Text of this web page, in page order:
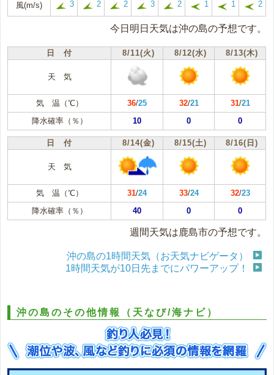
風(m/s) 3 2 2 3 2 1 1 2
今日明日天気は沖の島の予想です。
日 付 8/11(火) 8/12(水) 8/13(木)
天 気
気 温（℃） 36/25 32/21 31/21
降水確率（％）
10 0 0
日 付 8/14(金) 8/15(土) 8/16(日)
天 気
気 温（℃） 31/24 33/24 32/23
降水確率（％）
40 0 0
週間天気は鹿島市の予想です。
沖の島の1時間天気（お天気ナビゲータ）
1時間天気が10日先までにパワーアップ！
沖の島のその他情報（天なび/海ナビ）